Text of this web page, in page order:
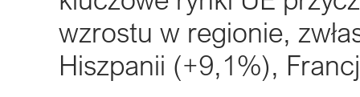
wzrostu w regionie,
Hiszpanii (+9,1%),